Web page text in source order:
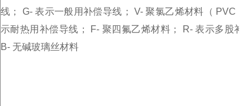
线； G- 表示一般用补偿导线； V- 聚氯乙烯材料（ PVC
示耐热用补偿导线； F- 聚四氟乙烯材料； R- 表示多股
B- 无碱玻璃丝材料